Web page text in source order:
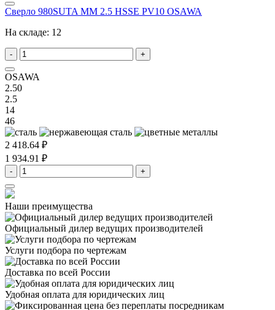
Сверло 980SUTA MM 2.5 HSSE PV10 OSAWA
На складе: 12
- +
OSAWA
2.50
2.5
14
46
2 418.64 ₽
1 934.91 ₽
- +
Наши преимущества
Официальный дилер ведущих производителей
Услуги подбора по чертежам
Доставка по всей России
Удобная оплата для юридических лиц